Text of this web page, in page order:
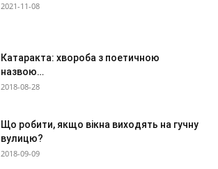
2021-11-08
Катаракта: хвороба з поетичною
назвою…
2018-08-28
Що робити, якщо вікна виходять на гучну
вулицю?
2018-09-09